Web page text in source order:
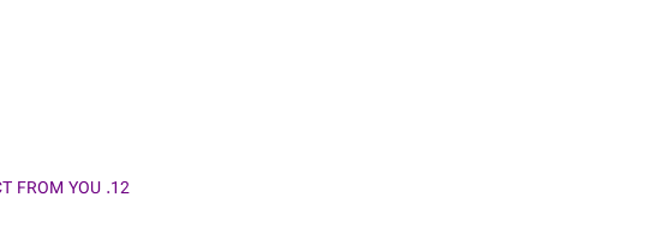
12. HOW CAN YOU REVIEW, UPDATE OR DELETE THE DATA WE COLLECT FROM YOU?